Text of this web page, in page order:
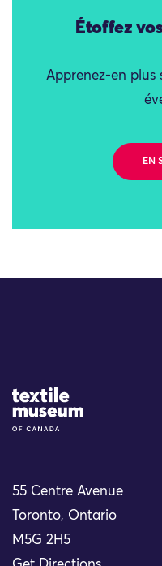
Étoffez
Apprenez-en plus
EN
Site Logo
55 Centre Avenue
Toronto, Ontario
M5G 2H5